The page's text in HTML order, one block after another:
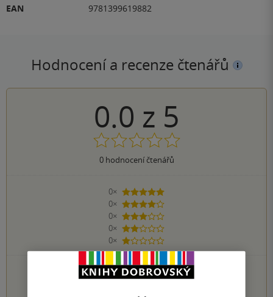
EAN
9781399619882
Hodnocení a recenze čtenářů
0.0 z 5
0hodnocení čtenářů
0×
5 hvězdiček
0×
4 hvězdičky
0×
3 hvězdičky
0×
2 hvězdičky
0×
1 hvezdička
PŘIDEJTE SVÉ HODNOCENÍ KNIHY